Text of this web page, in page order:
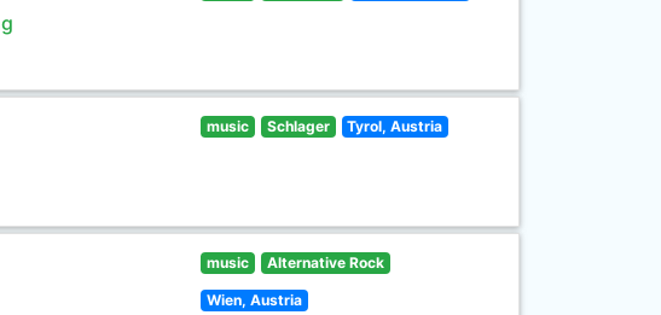
music Schlager Tyrol, Austria
music Alternative Rock
Wien, Austria